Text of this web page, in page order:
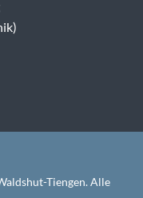
Tiengen. Alle